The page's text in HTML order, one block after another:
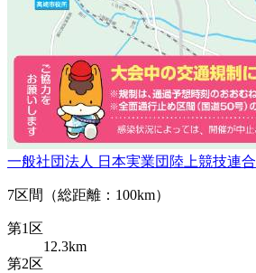
一般社団法人 日本実業団陸上競技連合
7区間（総距離：100km）
第1区
12.3km
第2区